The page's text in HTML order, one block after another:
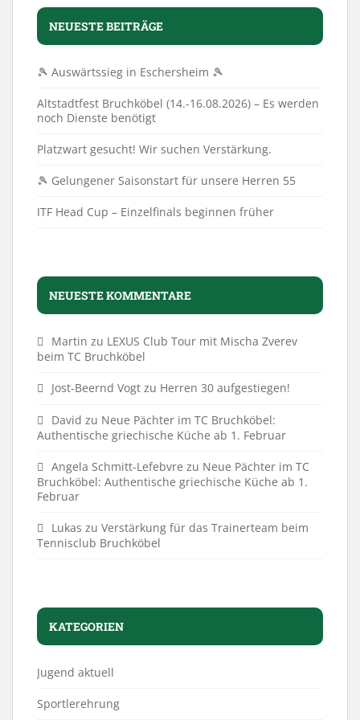
NEUESTE BEITRÄGE
🎾 Auswärtssieg in Eschersheim 🎾
Altstadtfest Bruchköbel (14.-16.08.2026) – Es werden
noch Dienste benötigt
Platzwart gesucht! Wir suchen Verstärkung.
🎾 Gelungener Saisonstart für unsere Herren 55
ITF Head Cup – Einzelfinals beginnen früher
NEUESTE KOMMENTARE
Martin zu LEXUS Club Tour mit Mischa Zverev
beim TC Bruchköbel
Jost-Beernd Vogt zu Herren 30 aufgestiegen!
David zu Neue Pächter im TC Bruchköbel:
Authentische griechische Küche ab 1. Februar
Angela Schmitt-Lefebvre zu Neue Pächter im TC
Bruchköbel: Authentische griechische Küche ab 1.
Februar
Lukas zu Verstärkung für das Trainerteam beim
Tennisclub Bruchköbel
KATEGORIEN
Jugend aktuell
Sportlerehrung